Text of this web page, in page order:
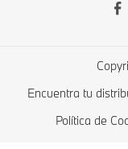
BMW Serie 2
BMW Serie 1
Encuentra tu
Política de